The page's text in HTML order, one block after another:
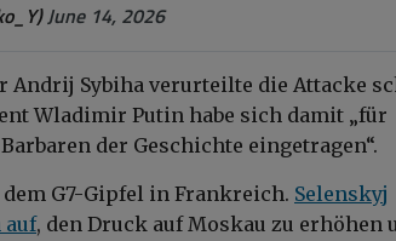
June 14, 2026
Sybiha verurteilte die Attacke
Wladimir Putin habe sich damit „für
der Geschichte eingetragen“.
G7-Gipfel in Frankreich. Selenskyj
auf, den Druck auf Moskau zu erhöhen